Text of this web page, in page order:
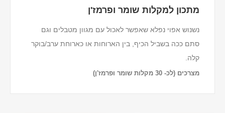
מתכון למקלות שומר ופרמז'ן
נשנוש אפוי נפלא שאפשר לאכול עם מגוון מטבלים וגם
סתם ככה בשביל הכיף, בין הארוחות או כארוחת ערב/בוקר
קלה.
מצרכים (לכ- 30 מקלות שומר ופרמז'ן)